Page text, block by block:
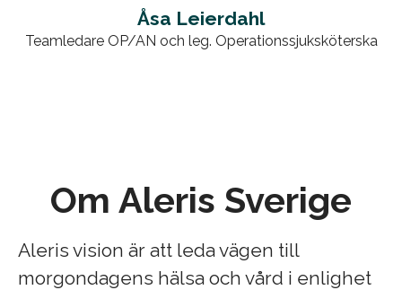
Åsa Leierdahl
Teamledare OP/AN och leg. Operationssjuksköterska
Om Aleris Sverige
Aleris vision är att leda vägen till
morgondagens hälsa och vård i enlighet